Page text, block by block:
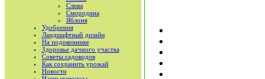
Слива
Смородина
Яблоня
Удобрения
Ландшафтный дизайн
На подоконнике
Здоровье дачного участка
Советы садоводов
Как сохранить урожай
Новости